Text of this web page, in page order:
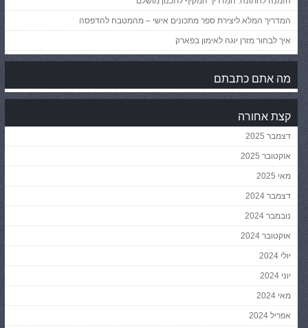
המדריך המלא ליצירת ספר מתכונים אישי – מהמטבח להדפסה
איך לבחור מזרן יוגה לאימון בפארק
מה אתם כתבתם
קצת אחורה
דצמבר 2025
אוקטובר 2025
מאי 2025
דצמבר 2024
נובמבר 2024
אוקטובר 2024
יולי 2024
יוני 2024
מאי 2024
אפריל 2024